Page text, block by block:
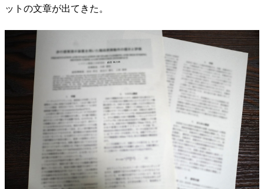
ットの文章が出てきた。